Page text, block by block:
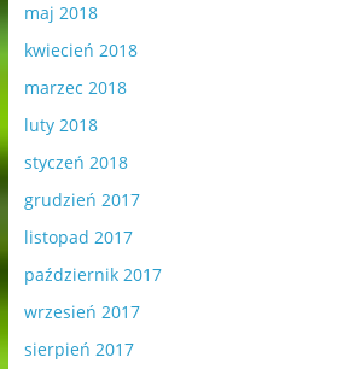
maj 2018
kwiecień 2018
marzec 2018
luty 2018
styczeń 2018
grudzień 2017
listopad 2017
październik 2017
wrzesień 2017
sierpień 2017